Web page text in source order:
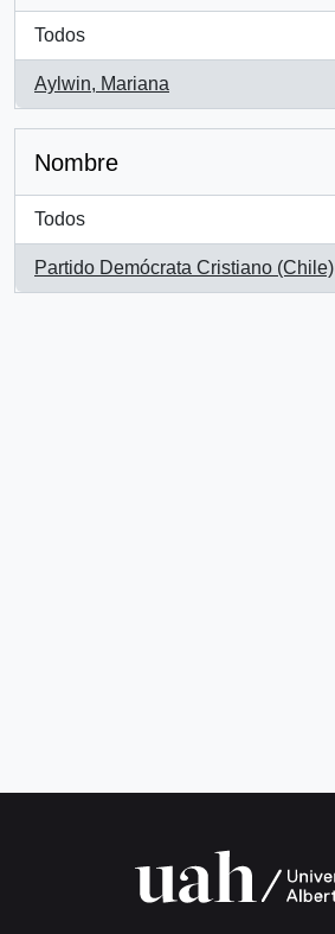
Todos
Aylwin, Mariana
, 1 resultados
Nombre
Todos
Partido Demócrata Cristiano (Chile)
, 1 resultados